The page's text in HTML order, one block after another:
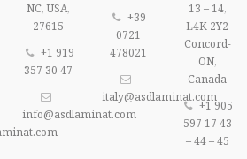
NC, USA,
27615
+1 919
357 30 47
info@asdlaminat.com
+39
0721
478021
italy@asdlaminat.com
13 – 14,
L4K 2Y2
Concord-
ON,
Canada
+1 905
597 17 43
– 44 – 45